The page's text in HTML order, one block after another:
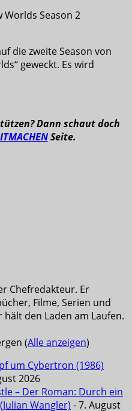
die zweite Season von
geweckt. Es wird
Dann schaut doch
Seite.
Chefredakteur. Er
Filme, Serien und
hält den Laden am Laufen.
(Alle anzeigen)
um Cybertron (1986)
2026
– Der Roman: Durch ein
Wangler) - 7. August